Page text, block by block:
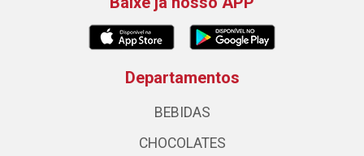
Departamentos
BEBIDAS
CHOCOLATES